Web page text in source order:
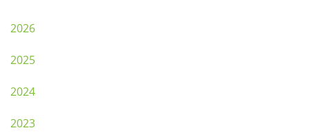
2026
2025
2024
2023